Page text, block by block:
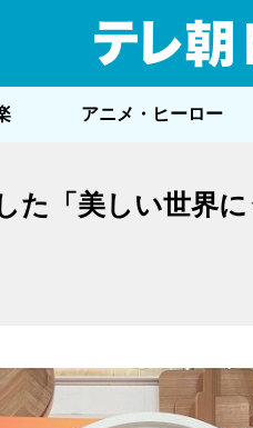
アニメ・ヒーロー
た「美しい世界